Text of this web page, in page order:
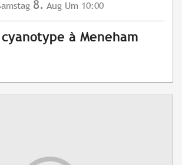
8. Aug Um 10:00
à Meneham